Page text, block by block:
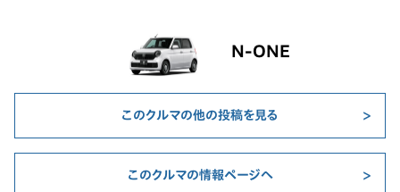
N-ONE
このクルマの他の投稿を見る
このクルマの情報ページへ